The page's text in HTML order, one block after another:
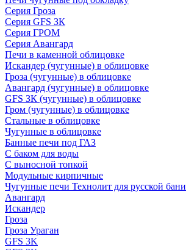
Серия Гроза
Серия GFS ЗК
Серия ГРОМ
Серия Авангард
Печи в каменной облицовке
Искандер (чугунные) в облицовке
Гроза (чугунные) в облицовке
Авангард (чугунные) в облицовке
GFS ЗК (чугунные) в облицовке
Гром (чугунные) в облицовке
Стальные в облицовке
Чугунные в облицовке
Банные печи под ГАЗ
С баком для воды
С выносной топкой
Модульные кирпичные
Чугунные печи Технолит для русской бани
Авангард
Искандер
Гроза
Гроза Ураган
GFS 3K